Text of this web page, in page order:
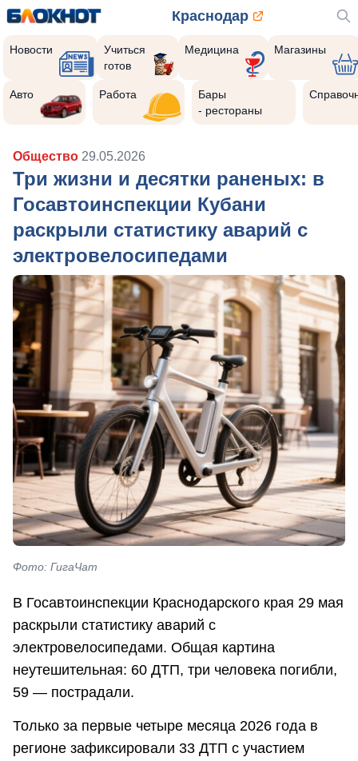
Краснодар
Новости
Учиться
готов
Медицина Магазины
Авто Работа
Бары
- рестораны
Общество 29.05.2026
Три жизни и десятки раненых: в
Госавтоинспекции Кубани
раскрыли статистику аварий с
электровелосипедами
Фото: ГигаЧат
В Госавтоинспекции Краснодарского края 29 мая
раскрыли статистику аварий с
электровелосипедами. Общая картина
неутешительная: 60 ДТП, три человека погибли,
59 — пострадали.
Только за первые четыре месяца 2026 года в
регионе зафиксировали 33 ДТП с участием